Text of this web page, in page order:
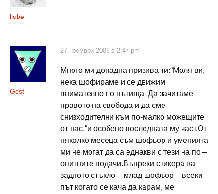
ljube
Gost
27 ноември 2009 в 2:47 pm
Много ми допадна призива ти:“Моля ви,
нека шофираме и се движим
внимателно по пътища. Да зачитаме
правото на свобода и да сме
снизходителни към по-малко можещите
от нас.“и особено последната му част.От
няколко месеца съм шофьор и уменията
ми не могат да са еднакви с тези на по –
опитните водачи.Въпреки стикера на
задното стъкло – млад шофьор – всеки
път когато се кача да карам, ме